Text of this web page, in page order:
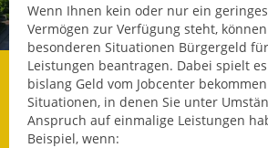
Geschichte
Gegenwart
Was die
wussten!
Wenn Ihnen kein oder nur ein
Vermögen zur Verfügung steht,
besonderen Situationen Bürgergeld
Leistungen beantragen. Dabei spielt
bislang Geld vom Jobcenter
Situationen, in denen Sie unter
Anspruch auf einmalige Leistungen
Beispiel, wenn: